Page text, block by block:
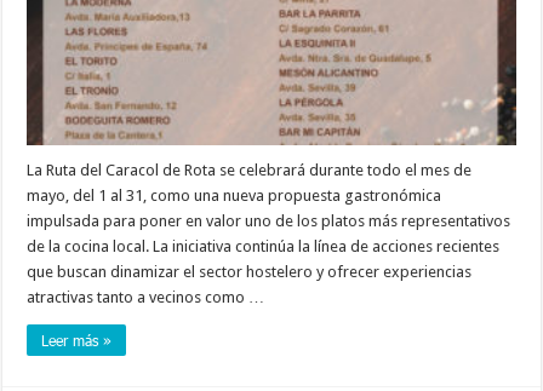
La Ruta del Caracol de Rota se celebrará durante todo el mes de
mayo, del 1 al 31, como una nueva propuesta gastronómica
impulsada para poner en valor uno de los platos más representativos
de la cocina local. La iniciativa continúa la línea de acciones recientes
que buscan dinamizar el sector hostelero y ofrecer experiencias
atractivas tanto a vecinos como …
Leer más »